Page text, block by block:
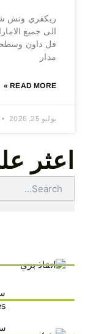
ريكفري ونش
الى جميع
فل داون
مدار
READ MORE »
يوليو 25, 2026
اعثر